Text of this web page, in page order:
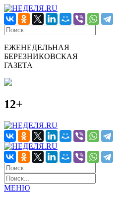
ЕЖЕНЕДЕЛЬНАЯ
БЕРЕЗНИКОВСКАЯ
ГАЗЕТА
12+
МЕНЮ